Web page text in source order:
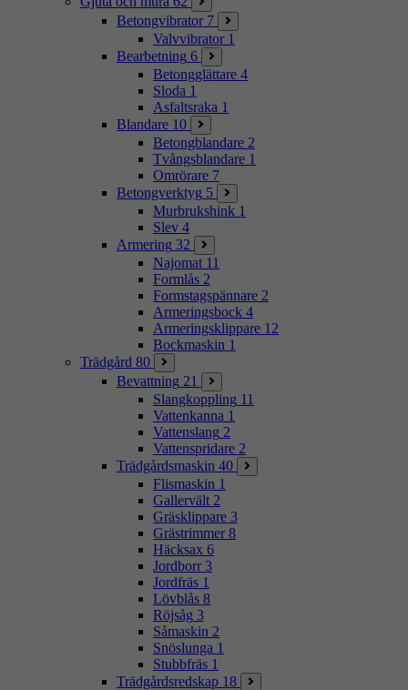
Betongvibrator 7
Valvvibrator 1
Bearbetning 6
Betongglättare 4
Sloda 1
Asfaltsraka 1
Blandare 10
Betongblandare 2
Tvångsblandare 1
Omrörare 7
Betongverktyg 5
Murbrukshink 1
Slev 4
Armering 32
Najomat 11
Formlås 2
Formstagspännare 2
Armeringsbock 4
Armeringsklippare 12
Bockmaskin 1
Trädgård 80
Bevattning 21
Slangkoppling 11
Vattenkanna 1
Vattenslang 2
Vattenspridare 2
Trädgårdsmaskin 40
Flismaskin 1
Gallervält 2
Gräsklippare 3
Grästrimmer 8
Häcksax 6
Jordborr 3
Jordfräs 1
Lövblås 8
Röjsåg 3
Såmaskin 2
Snöslunga 1
Stubbfräs 1
Trädgårdsredskap 18